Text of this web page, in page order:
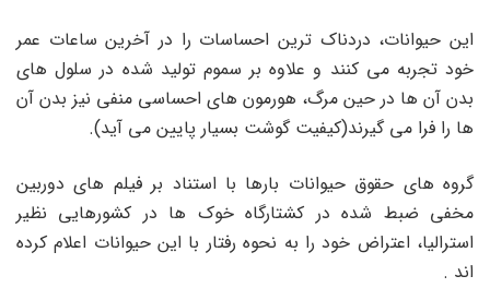
این حیوانات، دردناک ترین احساسات را در آخرین ساعات عمر
خود تجربه می کنند و علاوه بر سموم تولید شده در سلول های
بدن آن ها در حین مرگ، هورمون های احساسی منفی نیز بدن آن
ها را فرا می گیرند(کیفیت گوشت بسیار پایین می آید).
گروه های حقوق حیوانات بارها با استناد بر فیلم های دوربین
مخفی ضبط شده در کشتارگاه خوک ها در کشورهایی نظیر
استرالیا، اعتراض خود را به نحوه رفتار با این حیوانات اعلام کرده
اند .